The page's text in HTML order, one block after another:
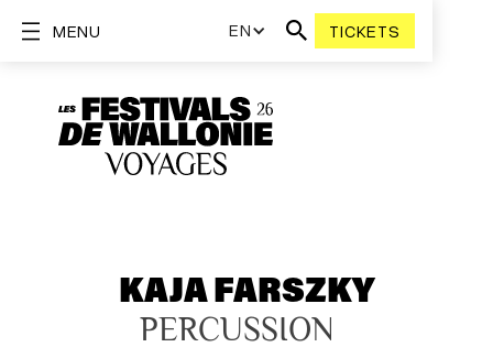
EN TICKETS
MENU
KAJA FARSZKY
PERCUSSION